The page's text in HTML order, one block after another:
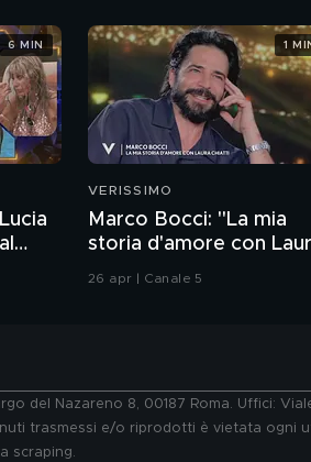
6 MIN
VERISSIMO
Marco Bocci: "La mia
storia d'amore con
Chiatti"
26 apr | Canale 5
1
del Nazareno 8, 00187 Roma. Uffici:
trasmessi e/o riprodotti è vietata ogni
scraping.